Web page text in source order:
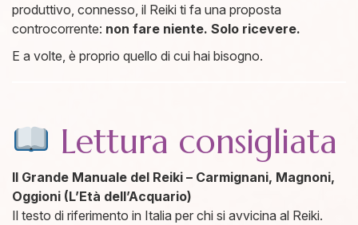
produttivo, connesso, il Reiki ti fa una proposta
controcorrente: non fare niente. Solo ricevere.
E a volte, è proprio quello di cui hai bisogno.
Lettura consigliata
Il Grande Manuale del Reiki – Carmignani, Magnoni,
Oggioni (L’Età dell’Acquario)
Il testo di riferimento in Italia per chi si avvicina al Reiki.